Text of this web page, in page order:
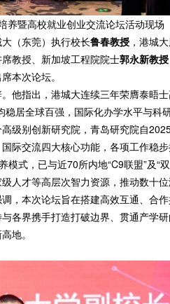
养暨高校就业创业交流论坛活动现场
（东莞）执行校长鲁春教授 ，港城
教授、新加坡工程院院士郭永新教授
本次论坛。
他指出，港城大连续三年荣膺泰晤
居全球百强，国际化办学水平与科
级别创新研究院，青岛研究院自
际交流四大核心功能，各项工作稳
模式，已与近70所内地“C9联盟”及“
人才等高层次智力资源，推动数十
，本次论坛旨在搭建高效互通、合
各界携手打造打破边界、贯通产学
地。